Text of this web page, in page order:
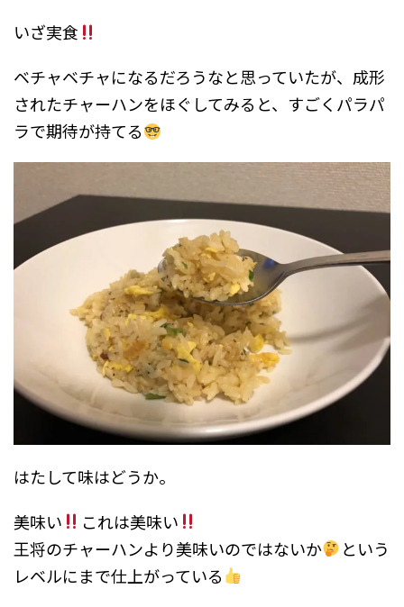
いざ実食
ベチャベチャになるだろうなと思っていたが、成形
されたチャーハンをほぐしてみると、すごくパラパ
ラで期待が持てる
はたして味はどうか。
美味い
これは美味い
王将のチャーハンより美味いのではないか
という
レベルにまで仕上がっている